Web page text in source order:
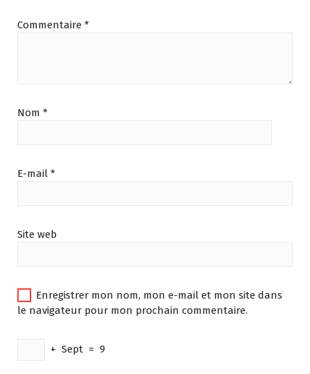
Commentaire *
Nom *
E-mail *
Site web
Enregistrer mon nom, mon e-mail et mon site dans
le navigateur pour mon prochain commentaire.
+ Sept = 9